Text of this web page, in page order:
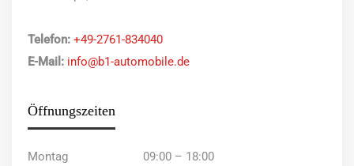
Telefon: +49-2761-834040
E-Mail: info@b1-automobile.de
Öffnungszeiten
Montag
09:00 – 18:00